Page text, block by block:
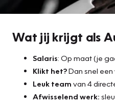
Wat jij krijgt als
Salaris: Op maat (je
Klikt het?Dan snel
Leuk team van 4
Afwisselend werk: